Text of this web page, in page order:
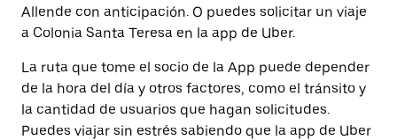
Allende con anticipación. O puedes solicitar un viaje
a Colonia Santa Teresa en la app de Uber.
La ruta que tome el socio de la App puede depender
de la hora del día y otros factores, como el tránsito y
la cantidad de usuarios que hagan solicitudes.
Puedes viajar sin estrés sabiendo que la app de Uber